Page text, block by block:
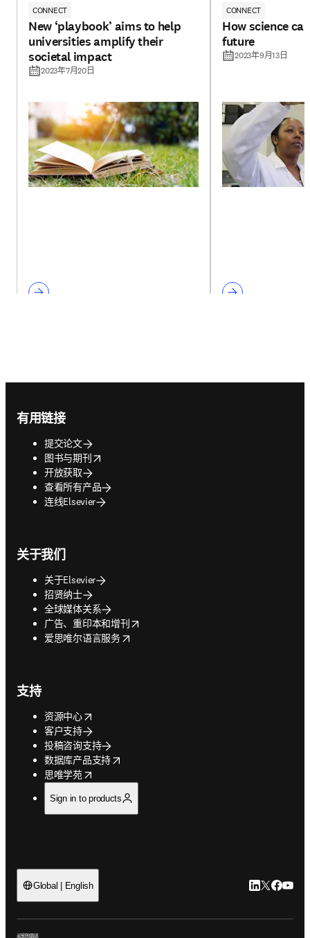
CONNECT
New ‘playbook’ aims to help
universities amplify their
societal impact
2023年7月20日
CONNECT
How science
future
2023年9月13日
有用链接
提交论文
图书与期刊
opens in new tab/window
开放获取
查看所有产品
连线Elsevier
关于我们
关于Elsevier
招贤纳士
全球媒体关系
广告、重印本和增刊
opens in new tab/window
爱思唯尔语言服务
opens in new tab/window
支持
资源中心
opens in new tab/window
客户支持
投稿咨询支持
数据库产品支持
opens in new tab/window
思唯学苑
opens in new tab/window
Sign in to products
Global | English LinkedIn 在
Twitter 在